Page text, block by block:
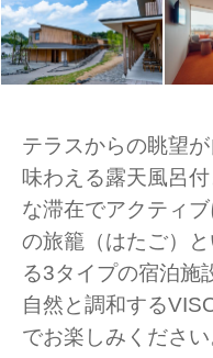
テラスからの眺望
味わえる露天風呂
な滞在でアクティ
の旅籠（はたご）
る3タイプの宿泊施
自然と調和する
でお楽しみください